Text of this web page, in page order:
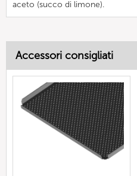
aceto (succo di limone).
Accessori consigliati